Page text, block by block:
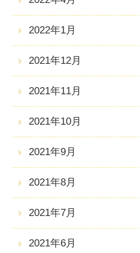
2022年1月
2021年12月
2021年11月
2021年10月
2021年9月
2021年8月
2021年7月
2021年6月